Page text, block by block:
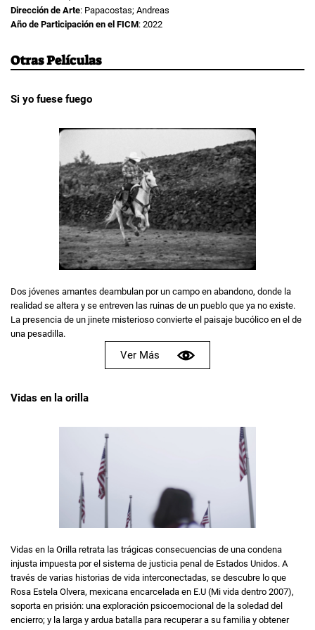
Dirección de Arte: Papacostas; Andreas
Año de Participación en el FICM: 2022
Otras Películas
Si yo fuese fuego
Dos jóvenes amantes deambulan por un campo en abandono, donde la
realidad se altera y se entreven las ruinas de un pueblo que ya no existe.
La presencia de un jinete misterioso convierte el paisaje bucólico en el de
una pesadilla.
Ver Más
Vidas en la orilla
Vidas en la Orilla retrata las trágicas consecuencias de una condena
injusta impuesta por el sistema de justicia penal de Estados Unidos. A
través de varias historias de vida interconectadas, se descubre lo que
Rosa Estela Olvera, mexicana encarcelada en E.U (Mi vida dentro 2007),
soporta en prisión: una exploración psicoemocional de la soledad del
encierro; y la larga y ardua batalla para recuperar a su familia y obtener